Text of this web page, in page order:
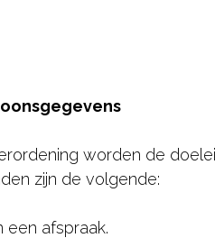
worden de
zijn de volgende:
een afspraak.